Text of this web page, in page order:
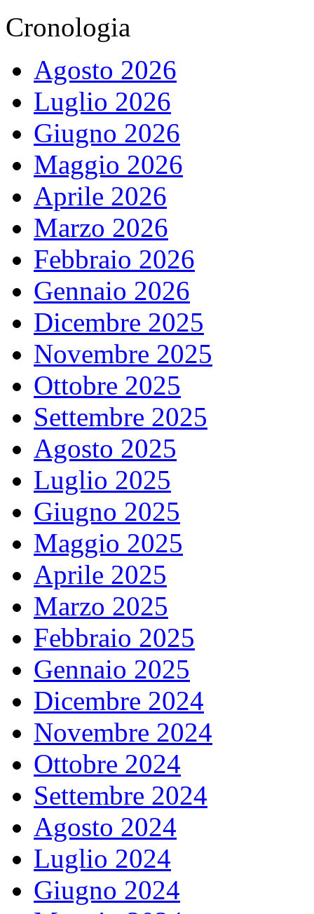
Cronologia
Agosto 2026
Luglio 2026
Giugno 2026
Maggio 2026
Aprile 2026
Marzo 2026
Febbraio 2026
Gennaio 2026
Dicembre 2025
Novembre 2025
Ottobre 2025
Settembre 2025
Agosto 2025
Luglio 2025
Giugno 2025
Maggio 2025
Aprile 2025
Marzo 2025
Febbraio 2025
Gennaio 2025
Dicembre 2024
Novembre 2024
Ottobre 2024
Settembre 2024
Agosto 2024
Luglio 2024
Giugno 2024